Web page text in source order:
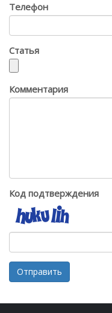
Телефон
Статья
Комментария
Код подтверждения
Отправить